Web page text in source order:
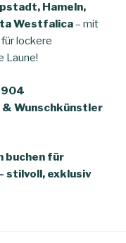
Hameln,
Westfalica– mit
lockere
Laune!
904
Wunschkünstler
buchen für
stilvoll, exklusiv